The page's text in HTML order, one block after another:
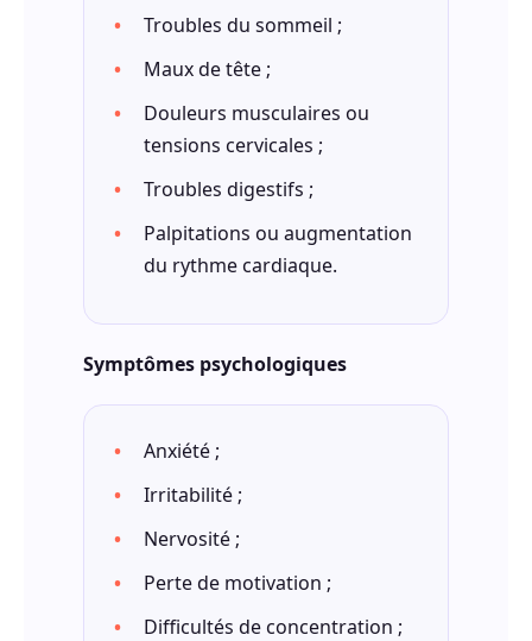
Troubles du sommeil ;
Maux de tête ;
Douleurs musculaires ou
tensions cervicales ;
Troubles digestifs ;
Palpitations ou augmentation
du rythme cardiaque.
Symptômes psychologiques
Anxiété ;
Irritabilité ;
Nervosité ;
Perte de motivation ;
Difficultés de concentration ;